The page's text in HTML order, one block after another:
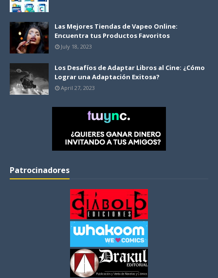
Las Mejores Tiendas de Vapeo Online:
Encuentra tus Productos Favoritos
July 18, 2023
Los Desafíos de Adaptar Libros al Cine: ¿Cómo
Lograr una Adaptación Exitosa?
April 27, 2023
Patrocinadores